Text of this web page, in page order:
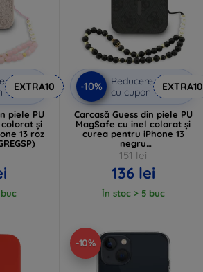
EXTRA10
piele PU
și
13 roz
-10%
Reducere
cu cupon
EXTRA10
Carcasă Guess din piele PU
MagSafe cu inel colorat și
curea pentru iPhone 13
negru
(GUHMP13MP4GREGSK)
151 lei
136 lei
În stoc > 5 buc
-10%